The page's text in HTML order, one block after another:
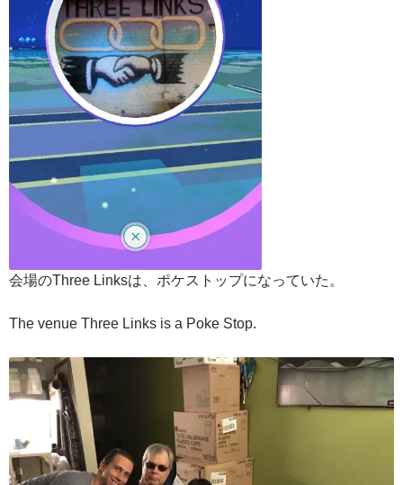
会場のThree Linksは、ポケストップになっていた。
The venue Three Links is a Poke Stop.